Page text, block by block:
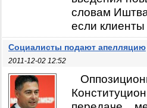
словам
если клиенты
Социалисты подают апелляцию
2011-12-02 12:52